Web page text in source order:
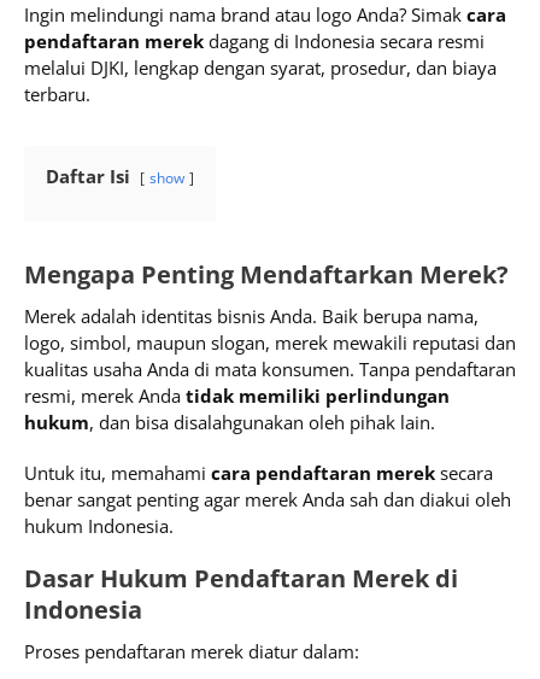
Ingin melindungi nama brand atau logo Anda? Simak cara
pendaftaran merek dagang di Indonesia secara resmi
melalui DJKI, lengkap dengan syarat, prosedur, dan biaya
terbaru.
Daftar Isi show
Mengapa Penting Mendaftarkan Merek?
Merek adalah identitas bisnis Anda. Baik berupa nama,
logo, simbol, maupun slogan, merek mewakili reputasi dan
kualitas usaha Anda di mata konsumen. Tanpa pendaftaran
resmi, merek Anda tidak memiliki perlindungan
hukum, dan bisa disalahgunakan oleh pihak lain.
Untuk itu, memahami cara pendaftaran merek secara
benar sangat penting agar merek Anda sah dan diakui oleh
hukum Indonesia.
Dasar Hukum Pendaftaran Merek di
Indonesia
Proses pendaftaran merek diatur dalam: